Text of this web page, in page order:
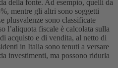
della fonte. Ad esempio, quelli da
mentre gli altri sono soggetti
plusvalenze sono classificate
l’aliquota fiscale è calcolata sulla
acquisto e di vendita, al netto di
in Italia sono tenuti a versare
investimenti, ma possono ridurla